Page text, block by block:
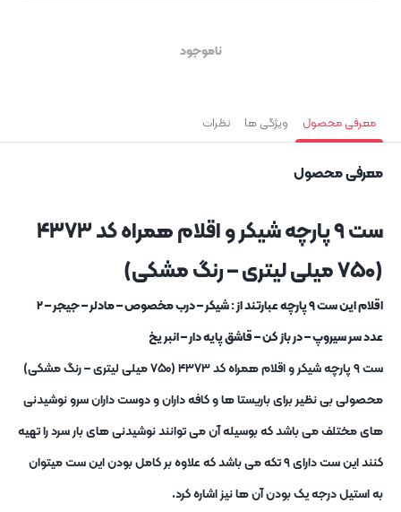
ناموجود
معرفی محصول ویژگی ها نظرات
معرفی محصول
ست ۹ پارچه شیکر و اقلام همراه کد ۴۳۷۳
(۷۵۰ میلی لیتری – رنگ مشکی)
اقلام این ست ۹ پارچه عبارتند از : شیکر – درب مخصوص – مادلر – جیجر – ۲
عدد سر سیروپ – در باز کن – قاشق پایه دار – انبر یخ
ست ۹ پارچه شیکر و اقلام همراه کد ۴۳۷۳ (۷۵۰ میلی لیتری – رنگ مشکی)
محصولی بی نظیر برای باریستا ها و کافه داران و دوست داران سرو نوشیدنی
های مختلف می باشد که بوسیله آن می توانند نوشیدنی های بار سرد را تهیه
کنند این ست دارای ۹ تکه می باشد که علاوه بر کامل بودن این ست میتوان
به استیل درجه یک بودن آن ها نیز اشاره کرد.